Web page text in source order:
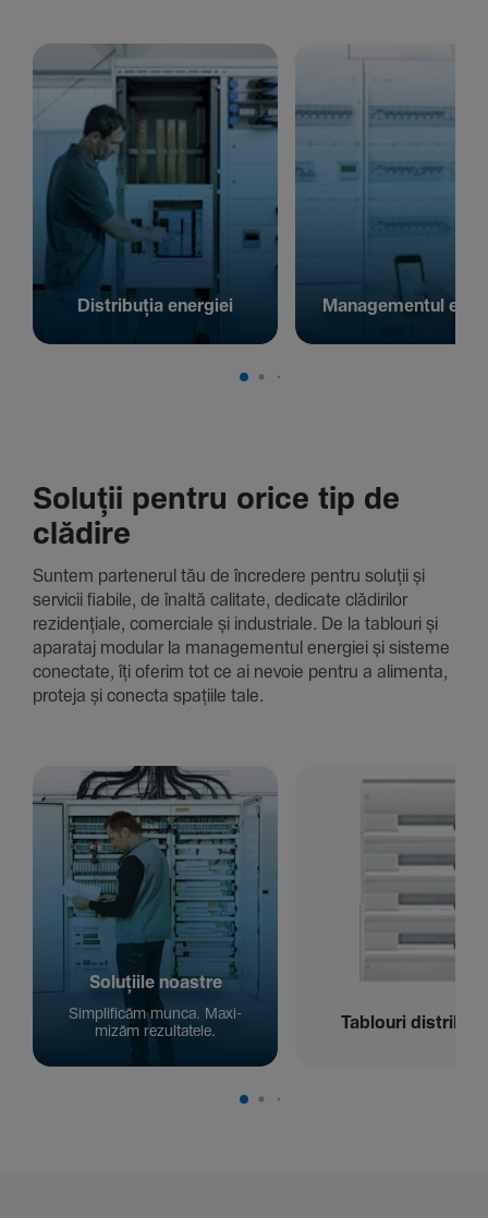
Distribuția energiei Managementul
Soluții pentru orice tip de
clădire
Suntem parte­nerul tău de încre­dere pentru soluții și
servicii fiabile, de înaltă cali­tate, dedi­cate clădi­rilor
rezi­den­țiale, comer­ciale și indus­triale. De la tablouri și
aparataj modular la managementul energiei și sisteme
conec­tate, îți oferim tot ce ai nevoie pentru a alimenta,
proteja și conecta spațiile tale.
Solu­țiile noastre
Simpli­ficăm munca. Maxi­
mizăm rezul­ta­tele.
Tablouri